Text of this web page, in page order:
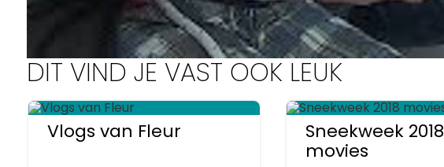
DIT VIND JE VAST OOK LEUK
Vlogs van Fleur
Sneekweek 2018
movies